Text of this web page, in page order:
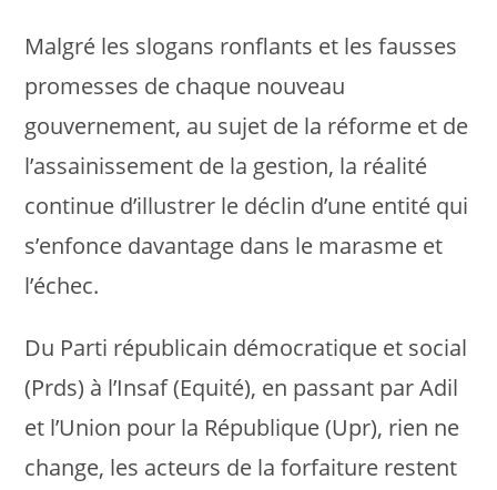
Malgré les slogans ronflants et les fausses
promesses de chaque nouveau
gouvernement, au sujet de la réforme et de
l’assainissement de la gestion, la réalité
continue d’illustrer le déclin d’une entité qui
s’enfonce davantage dans le marasme et
l’échec.
Du Parti républicain démocratique et social
(Prds) à l’Insaf (Equité), en passant par Adil
et l’Union pour la République (Upr), rien ne
change, les acteurs de la forfaiture restent